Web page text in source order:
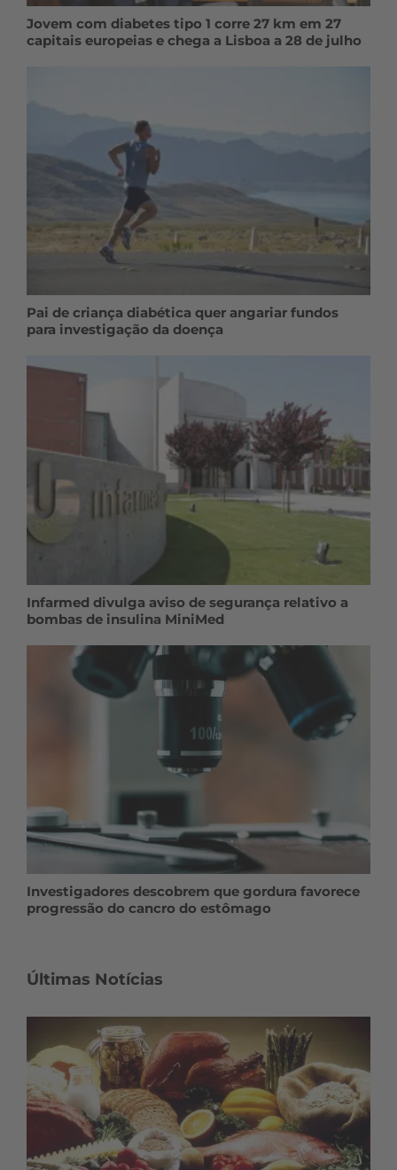
Jovem com diabetes tipo 1 corre 27 km em 27
capitais europeias e chega a Lisboa a 28 de julho
Pai de criança diabética quer angariar fundos
para investigação da doença
Infarmed divulga aviso de segurança relativo a
bombas de insulina MiniMed
Investigadores descobrem que gordura favorece
progressão do cancro do estômago
Últimas Notícias